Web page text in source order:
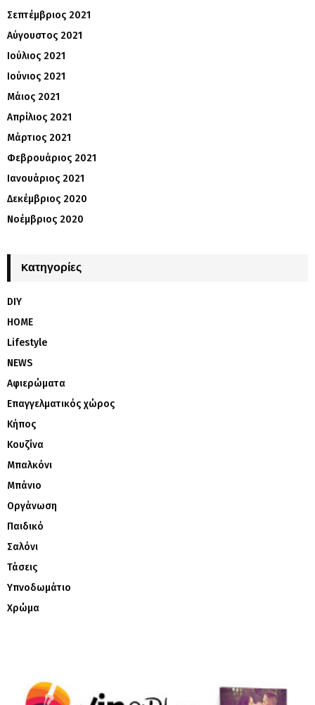
Σεπτέμβριος 2021
Αύγουστος 2021
Ιούλιος 2021
Ιούνιος 2021
Μάιος 2021
Απρίλιος 2021
Μάρτιος 2021
Φεβρουάριος 2021
Ιανουάριος 2021
Δεκέμβριος 2020
Νοέμβριος 2020
Kατηγορίες
DIY
HOME
Lifestyle
NEWS
Αφιερώματα
Επαγγελματικός χώρος
Κήπος
Κουζίνα
Μπαλκόνι
Μπάνιο
Οργάνωση
Παιδικό
Σαλόνι
Τάσεις
Υπνοδωμάτιο
Χρώμα